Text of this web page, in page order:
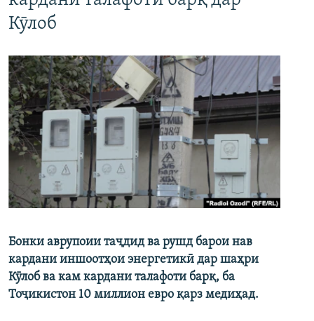
Кӯлоб
Бонки аврупоии таҷдид ва рушд барои нав
кардани иншоотҳои энергетикӣ дар шаҳри
Кӯлоб ва кам кардани талафоти барқ, ба
Тоҷикистон 10 миллион евро қарз медиҳад.